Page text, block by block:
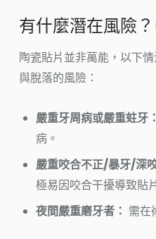
有什麼潛在風險
陶瓷貼片並非萬能，以下
與脫落的風險：
嚴重牙周病或嚴重蛀牙：
病。
嚴重咬合不正/暴牙/深
極易因咬合干擾導致貼
夜間嚴重磨牙者： 需在